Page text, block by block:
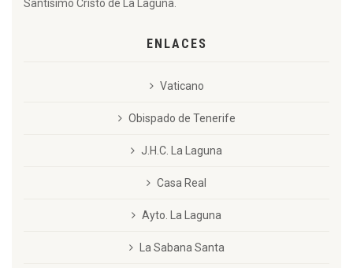
Santísimo Cristo de La Laguna.
ENLACES
Vaticano
Obispado de Tenerife
J.H.C. La Laguna
Casa Real
Ayto. La Laguna
La Sabana Santa